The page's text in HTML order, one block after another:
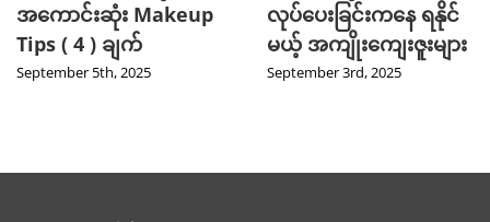
အကောင်းဆုံး Makeup
Tips ( 4 ) ချက်
September 5th, 2025
လုပ်ပေးခြင်းကနေ ရနိုင်
မယ့် အကျိုးကျေးဇူးများ
September 3rd, 2025